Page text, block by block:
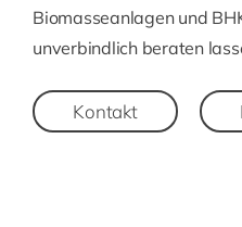
Kontakt
Biomasseanlagen und
unverbindlich beraten
Kontakt